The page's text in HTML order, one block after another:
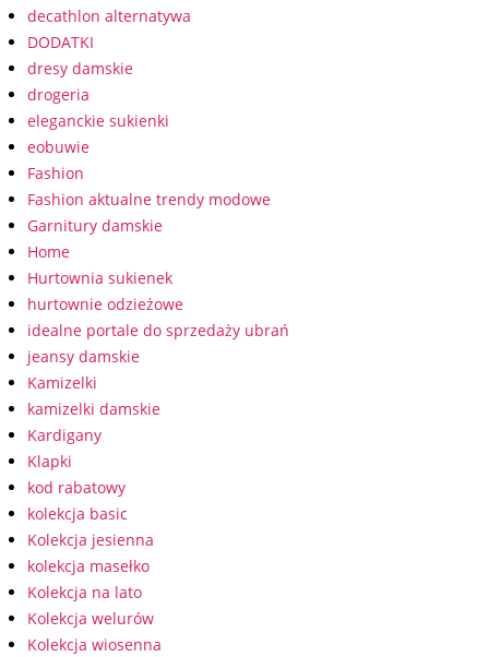
decathlon alternatywa
DODATKI
dresy damskie
drogeria
eleganckie sukienki
eobuwie
Fashion
Fashion aktualne trendy modowe
Garnitury damskie
Home
Hurtownia sukienek
hurtownie odzieżowe
idealne portale do sprzedaży ubrań
jeansy damskie
Kamizelki
kamizelki damskie
Kardigany
Klapki
kod rabatowy
kolekcja basic
Kolekcja jesienna
kolekcja masełko
Kolekcja na lato
Kolekcja welurów
Kolekcja wiosenna